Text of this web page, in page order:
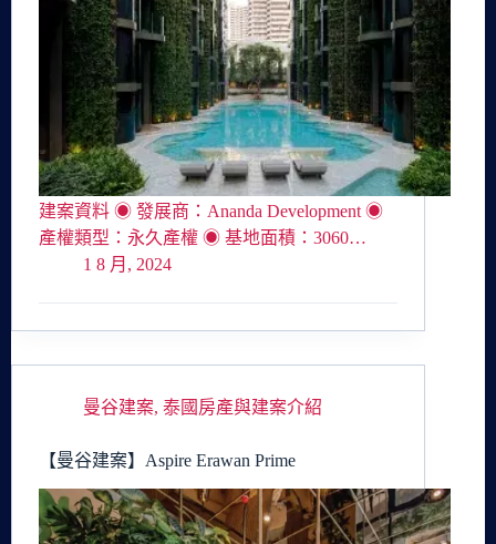
建案資料 ◉ 發展商：Ananda Development ◉
產權類型：永久產權 ◉ 基地面積：3060…
1 8 月, 2024
曼谷建案, 泰國房產與建案介紹
【曼谷建案】Aspire Erawan Prime